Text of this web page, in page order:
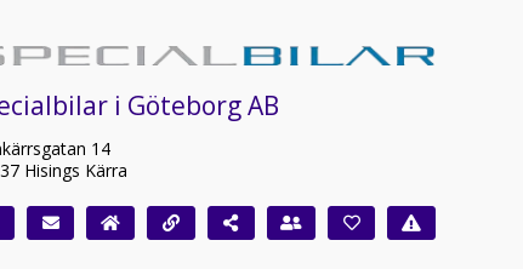
i Göteborg AB
14
Hisings Kärra